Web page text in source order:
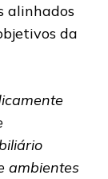
alinhados
da
ambientes